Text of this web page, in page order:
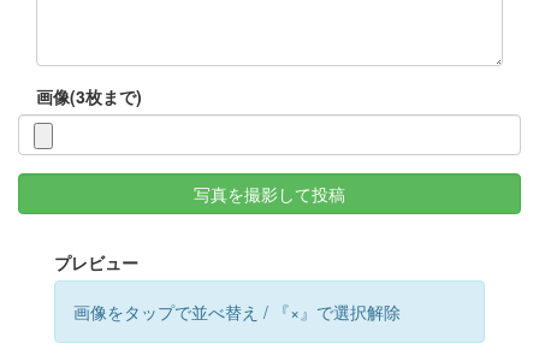
画像(3枚まで)
写真を撮影して投稿
プレビュー
画像をタップで並べ替え / 『×』で選択解除